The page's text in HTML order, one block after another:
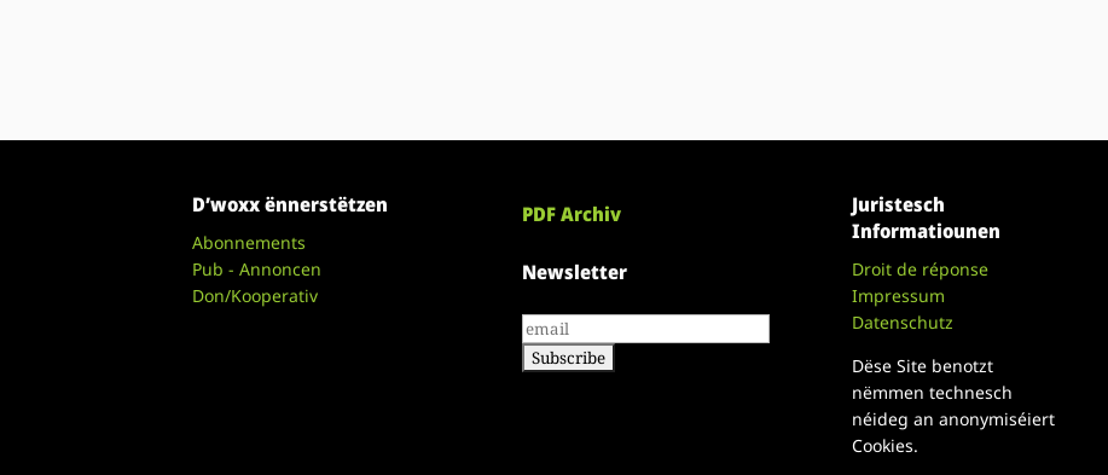
D’woxx ënnerstëtzen
Abonnements
Pub - Annoncen
Don/Kooperativ
PDF Archiv
Newsletter
Juristesch
Informatiounen
Droit de réponse
Impressum
Datenschutz
Dëse Site benotzt
nëmmen technesch
néideg an anonymiséiert
Cookies.